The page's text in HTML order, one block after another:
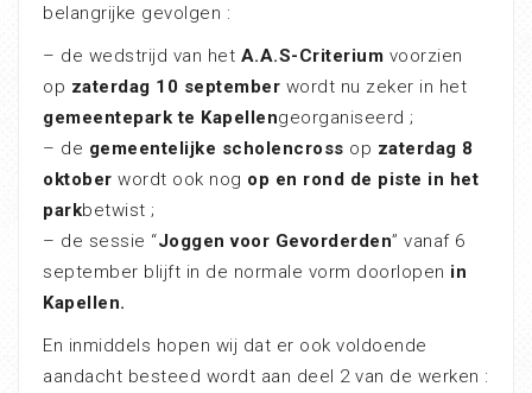
belangrijke gevolgen :
– de wedstrijd van het A.A.S-Criterium voorzien
op zaterdag 10 september wordt nu zeker in het
gemeentepark te Kapellengeorganiseerd ;
– de gemeentelijke scholencross op zaterdag 8
oktober wordt ook nog op en rond de piste in het
parkbetwist ;
– de sessie “Joggen voor Gevorderden” vanaf 6
september blijft in de normale vorm doorlopen in
Kapellen.
En inmiddels hopen wij dat er ook voldoende
aandacht besteed wordt aan deel 2 van de werken :